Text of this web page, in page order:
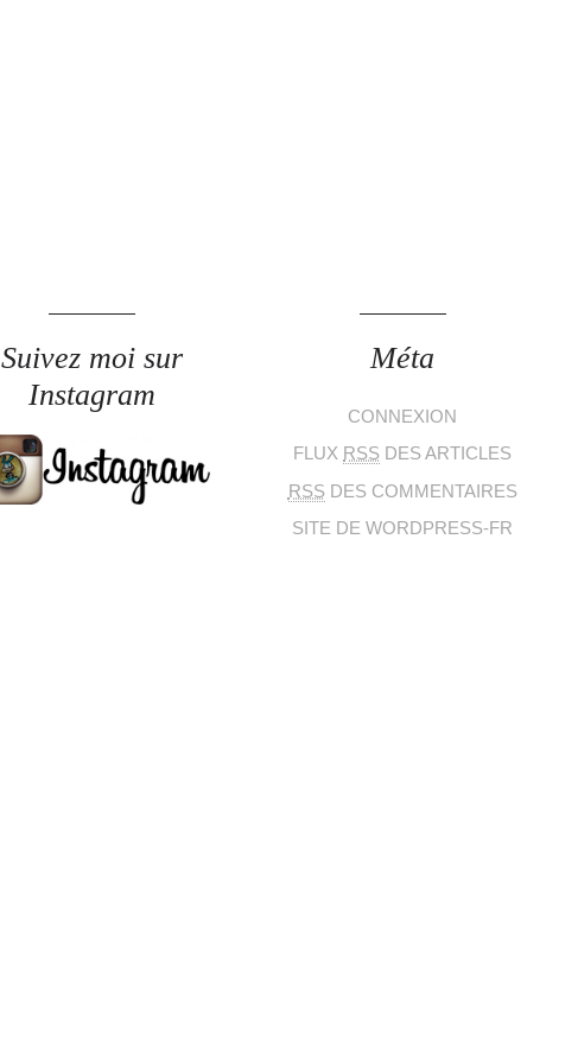
Suivez moi sur
Instagram
Méta
CONNEXION
FLUX RSS DES ARTICLES
RSS DES COMMENTAIRES
SITE DE WORDPRESS-FR